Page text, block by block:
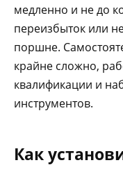
медленно и не до
переизбыток или
поршне.
крайне сложно,
квалификации и
инструментов.
Как